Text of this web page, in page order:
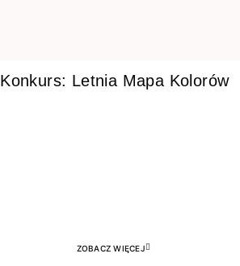
Konkurs: Letnia Mapa Kolorów
ZOBACZ WIĘCEJ